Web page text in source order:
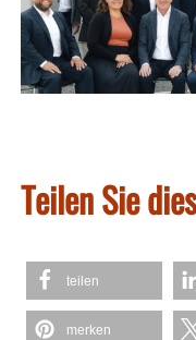
Teilen Sie
teilen
merken